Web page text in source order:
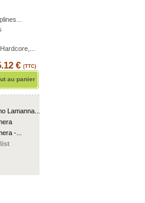
€ (TTC)
au panier
Lamanna...
-...